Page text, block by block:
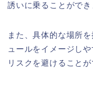
誘いに乗ることができ
また、具体的な場所
ュールをイメージし
リスクを避けることが